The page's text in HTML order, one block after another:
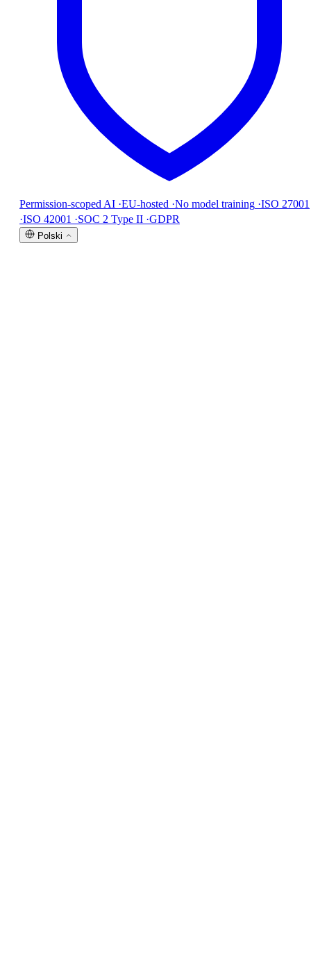
Permission-scoped AI ·EU-hosted ·No model training ·ISO 27001
·ISO 42001 ·SOC 2 Type II ·GDPR
Polski